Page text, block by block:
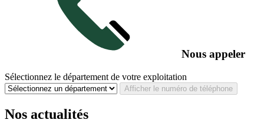
Nous appeler
Sélectionnez le département de votre exploitation
Afficher le numéro de téléphone
Nos actualités